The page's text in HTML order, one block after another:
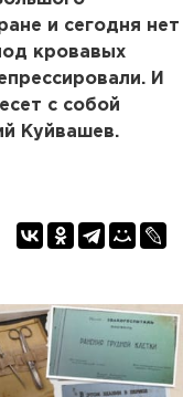
и сегодня нет
кровавых
И
с собой
Куйвашев.